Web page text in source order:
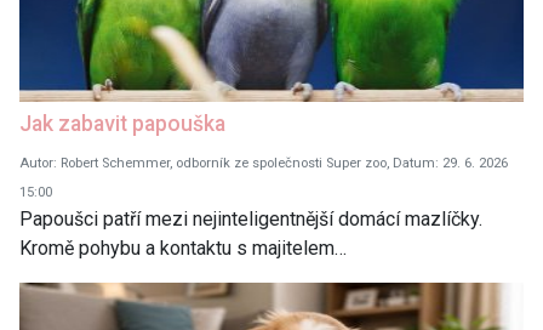
Jak zabavit papouška
Autor: Robert Schemmer, odborník ze společnosti Super zoo, Datum: 29. 6. 2026
15:00
Papoušci patří mezi nejinteligentnější domácí mazlíčky.
Kromě pohybu a kontaktu s majitelem…